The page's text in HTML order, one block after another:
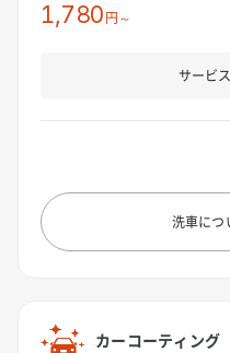
1,780円～
サービ
洗車につ
カーコーティング